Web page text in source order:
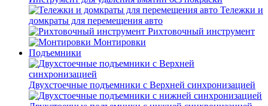
Тележки и
домкраты для перемещения авто
Рихтовочный инструмент
Монтировки
Подъемники
Двухстоечные подъемники с Верхней синхронизацией